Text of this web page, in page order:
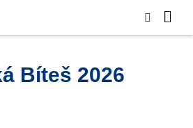
Bíteš 2026